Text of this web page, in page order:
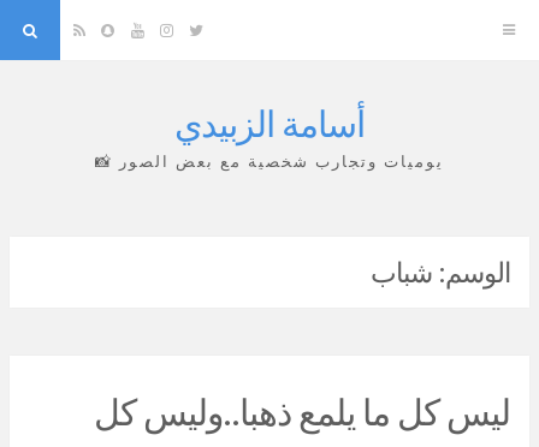
Twitter
Instagram
YouTube
Snapchat
RSS
أسامة الزبيدي
يوميات وتجارب شخصية مع بعض الصور 📸
الوسم: شباب
ليس كل ما يلمع ذهبا..وليس كل